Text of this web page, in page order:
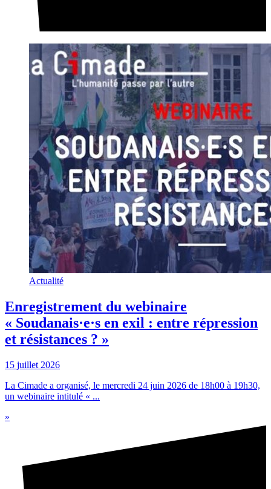
Actualité
Enregistrement du webinaire
« Soudanais·e·s en exil : entre répression
et résistances ? »
15 juillet 2026
La Cimade a organisé, le mercredi 24 juin 2026 de 18h00 à 19h30,
un webinaire intitulé « ...
»